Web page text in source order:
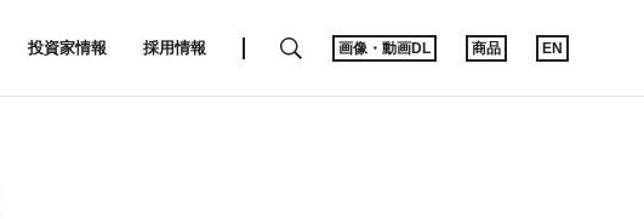
投資家情報 採用情報 SEARCH画像・動画DL 商品 EN